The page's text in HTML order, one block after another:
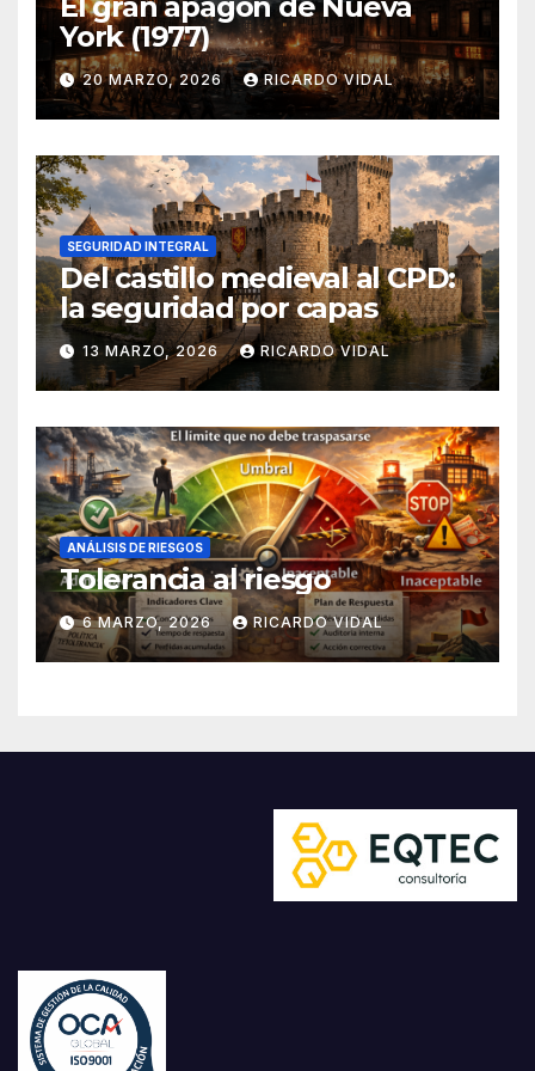
York (1977)
20 MARZO, 2026 RICARDO VIDAL
SEGURIDAD INTEGRAL
Del castillo medieval al CPD:
la seguridad por capas
13 MARZO, 2026 RICARDO VIDAL
ANÁLISIS DE RIESGOS
Tolerancia al riesgo
6 MARZO, 2026 RICARDO VIDAL